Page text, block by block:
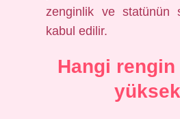
zenginlik ve statünün
kabul edilir.
Hangi